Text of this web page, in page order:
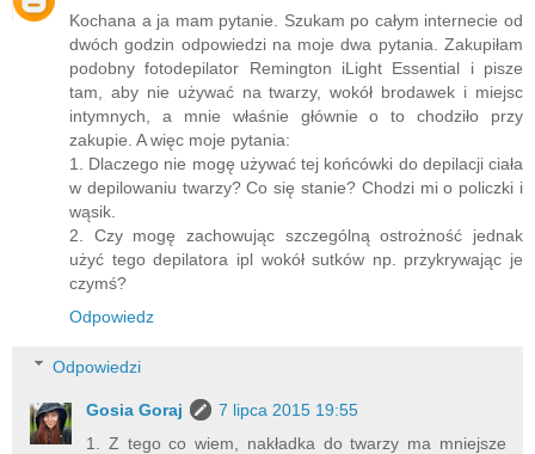
Kochana a ja mam pytanie. Szukam po całym internecie od
dwóch godzin odpowiedzi na moje dwa pytania. Zakupiłam
podobny fotodepilator Remington iLight Essential i pisze
tam, aby nie używać na twarzy, wokół brodawek i miejsc
intymnych, a mnie właśnie głównie o to chodziło przy
zakupie. A więc moje pytania:
1. Dlaczego nie mogę używać tej końcówki do depilacji ciała
w depilowaniu twarzy? Co się stanie? Chodzi mi o policzki i
wąsik.
2. Czy mogę zachowując szczególną ostrożność jednak
użyć tego depilatora ipl wokół sutków np. przykrywając je
czymś?
Odpowiedz
Odpowiedzi
Gosia Goraj
7 lipca 2015 19:55
1. Z tego co wiem, nakładka do twarzy ma mniejsze